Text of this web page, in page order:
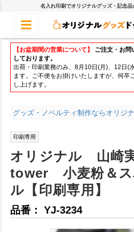
名入れ印刷でオリジナルグッズ・記念品
【お盆期間の営業について】
ご注文・お問
しております。
出荷・印刷業務のみ、8月10日(月)、12日(
ます。ご不便をお掛けいたしますが、何卒
し上げます。
グッズ・ノベルティ制作ならオリジ
印刷専用
オリジナル 山崎
tower 小麦粉＆ス
ル【印刷専用】
品番： YJ-3234